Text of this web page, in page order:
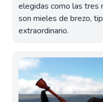
elegidas como las tres
son mieles de brezo,
extraordinario.